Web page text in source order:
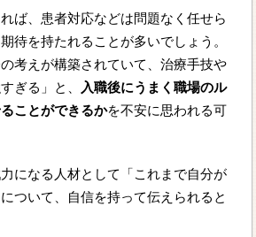
れば、患者対応などは問題なく任せら
待を持たれることが多いでしょう。
考えが構築されていて、治療手技や
ぎる」と、
入職後にうまく職場のル
ことができるかを不安に思われる可
になる人材として「これまで自分が
ついて、自信を持って伝えられると